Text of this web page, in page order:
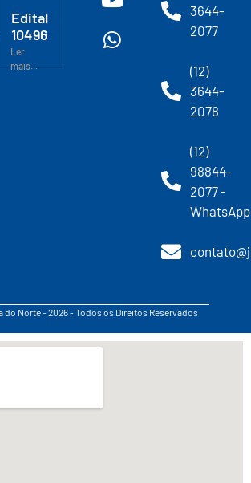
Edital
10496
Ler
mais...
3644-
2077
(12)
3644-
2078
(12)
98844-
2077 -
WhatsApp
do Norte - 2026 - Todos os Direitos Reservados